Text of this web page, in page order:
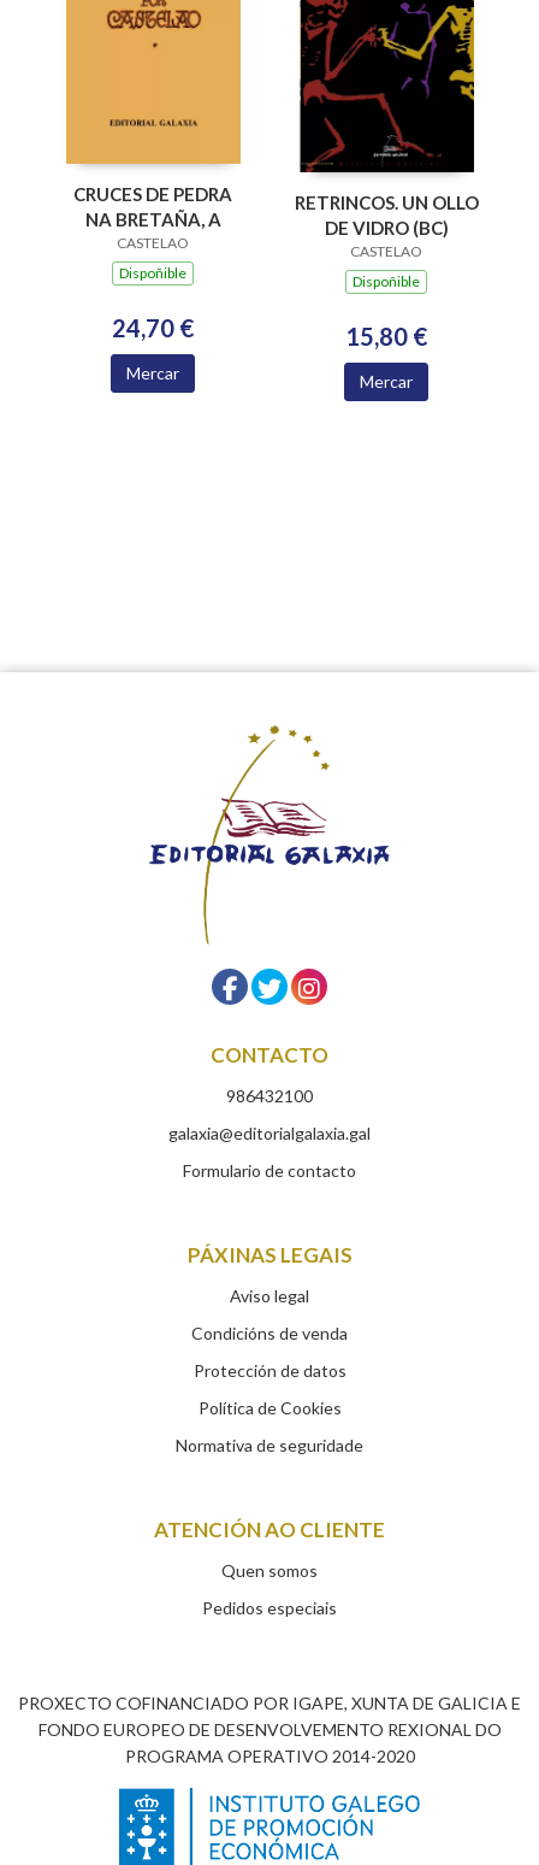
CRUCES DE PEDRA
NA BRETAÑA, A
CASTELAO
Dispoñible
24,70 €
Mercar
RETRINCOS. UN OLLO
DE VIDRO (BC)
CASTELAO
Dispoñible
15,80 €
Mercar
CONTACTO
986432100
galaxia@editorialgalaxia.gal
Formulario de contacto
PÁXINAS LEGAIS
Aviso legal
Condicións de venda
Protección de datos
Política de Cookies
Normativa de seguridade
ATENCIÓN AO CLIENTE
Quen somos
Pedidos especiais
PROXECTO COFINANCIADO POR IGAPE, XUNTA DE GALICIA E
FONDO EUROPEO DE DESENVOLVEMENTO REXIONAL DO
PROGRAMA OPERATIVO 2014-2020